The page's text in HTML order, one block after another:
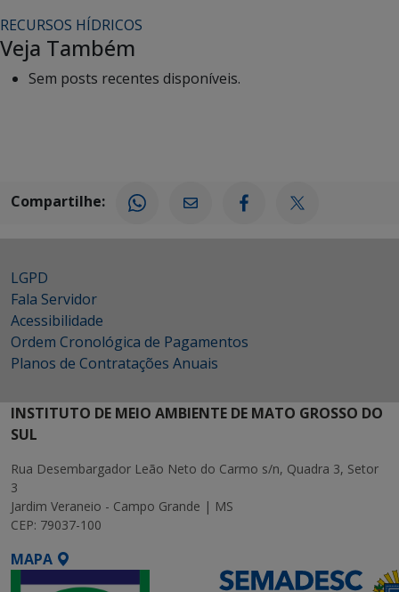
RECURSOS HÍDRICOS
Veja Também
Sem posts recentes disponíveis.
Compartilhe:
LGPD
Fala Servidor
Acessibilidade
Ordem Cronológica de Pagamentos
Planos de Contratações Anuais
INSTITUTO DE MEIO AMBIENTE DE MATO GROSSO DO
SUL
Rua Desembargador Leão Neto do Carmo s/n, Quadra 3, Setor
3
Jardim Veraneio - Campo Grande | MS
CEP: 79037-100
MAPA